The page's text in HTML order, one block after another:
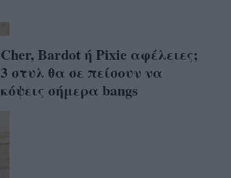
Cher, Bardot ή Pixie αφέλειες;
3 στυλ θα σε πείσουν να
κόψεις σήμερα bangs